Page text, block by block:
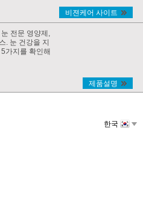
비젼케어 사이트
전문 영양제,
. 눈 건강을 지
가지를 확인해
제품설명
한국